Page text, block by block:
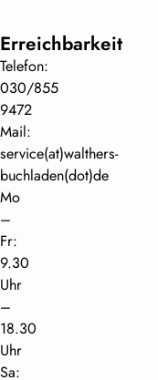
Erreichbarkeit
Telefon:
030/855
9472
Mail:
service(at)walthers-
buchladen(dot)de
Mo
–
Fr:
9.30
Uhr
–
18.30
Uhr
Sa: